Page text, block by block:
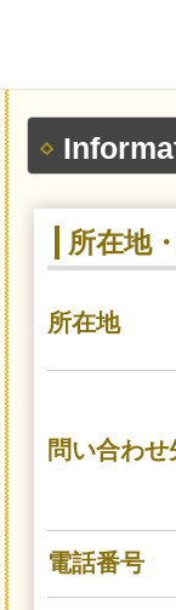
所在地
所在地
問い合わせ
電話番号